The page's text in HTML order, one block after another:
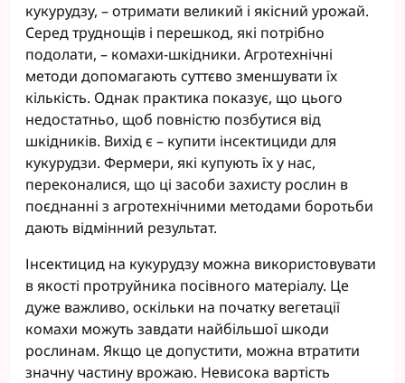
кукурудзу, – отримати великий і якісний урожай.
Серед труднощів і перешкод, які потрібно
подолати, – комахи-шкідники. Агротехнічні
методи допомагають суттєво зменшувати їх
кількість. Однак практика показує, що цього
недостатньо, щоб повністю позбутися від
шкідників. Вихід є – купити інсектициди для
кукурудзи. Фермери, які купують їх у нас,
переконалися, що ці засоби захисту рослин в
поєднанні з агротехнічними методами боротьби
дають відмінний результат.
Інсектицид на кукурудзу можна використовувати
в якості протруйника посівного матеріалу. Це
дуже важливо, оскільки на початку вегетації
комахи можуть завдати найбільшої шкоди
рослинам. Якщо це допустити, можна втратити
значну частину врожаю. Невисока вартість